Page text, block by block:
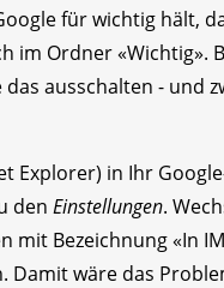
für wichtig hält,
im Ordner «Wichtig».
ausschalten - und
Explorer) in Ihr
den Einstellungen.
mit Bezeichnung «In
Damit wäre das